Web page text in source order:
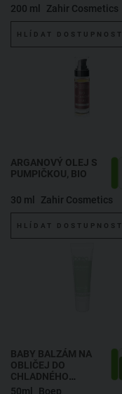
200 ml
Zahir Cosmetics
HLÍDAT DOSTUPNOST
ARGANOVÝ OLEJ S
PUMPIČKOU, BIO
30 ml Zahir Cosmetics
HLÍDAT DOSTUPNOST
BABY BALZÁM NA
OBLIČEJ DO
CHLADNÉHO
POČASÍ
50ml Boep